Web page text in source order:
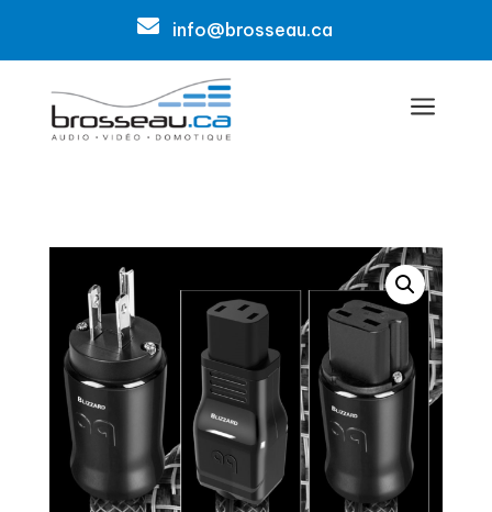
 info@brosseau.ca
a